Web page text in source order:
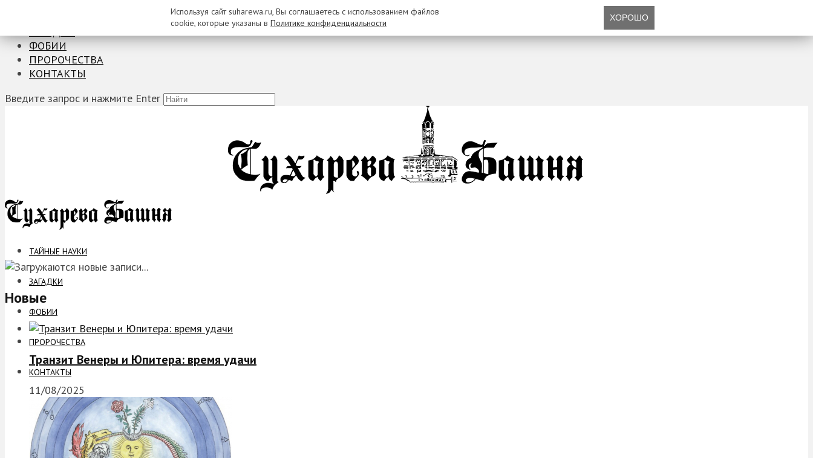
ФОБИИ
ПРОРОЧЕСТВА
КОНТАКТЫ
Введите запрос и нажмите Enter
ТАЙНЫЕ НАУКИ
ЗАГАДКИ
ФОБИИ
ПРОРОЧЕСТВА
КОНТАКТЫ
Новые
Транзит Венеры и Юпитера: время удачи
11/08/2025
Используя сайт suharewa.ru, Вы соглашаетесь с использованием файлов
cookie, которые указаны в Политике конфиденциальности ХОРОШО